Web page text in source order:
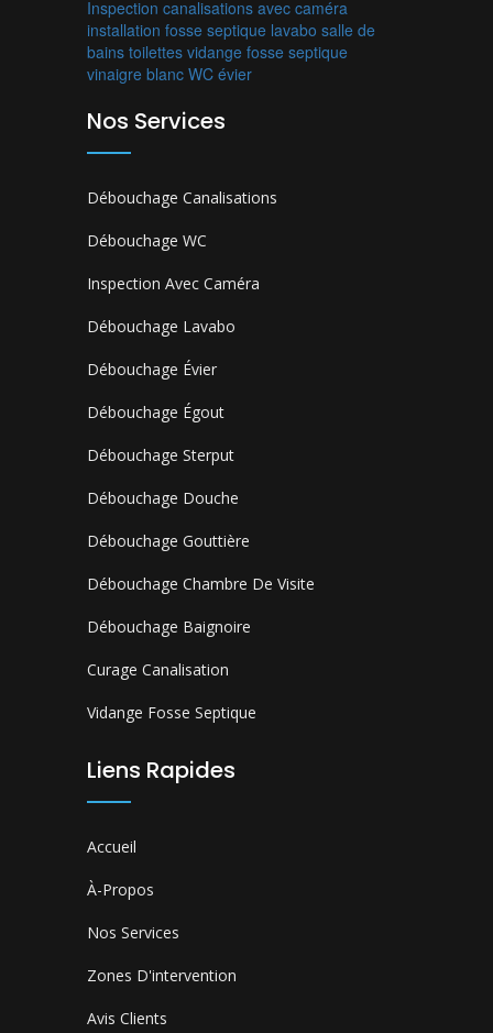
Inspection canalisations avec caméra
installation fosse septique lavabo salle de
bains toilettes vidange fosse septique
vinaigre blanc WC évier
Nos Services
Débouchage Canalisations
Débouchage WC
Inspection Avec Caméra
Débouchage Lavabo
Débouchage Évier
Débouchage Égout
Débouchage Sterput
Débouchage Douche
Débouchage Gouttière
Débouchage Chambre De Visite
Débouchage Baignoire
Curage Canalisation
Vidange Fosse Septique
Liens Rapides
Accueil
À-Propos
Nos Services
Zones D'intervention
Avis Clients